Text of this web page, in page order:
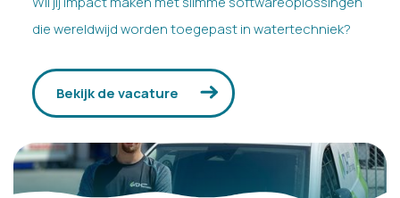
die wereldwijd worden toegepast in watertechniek?
Bekijk de vacature